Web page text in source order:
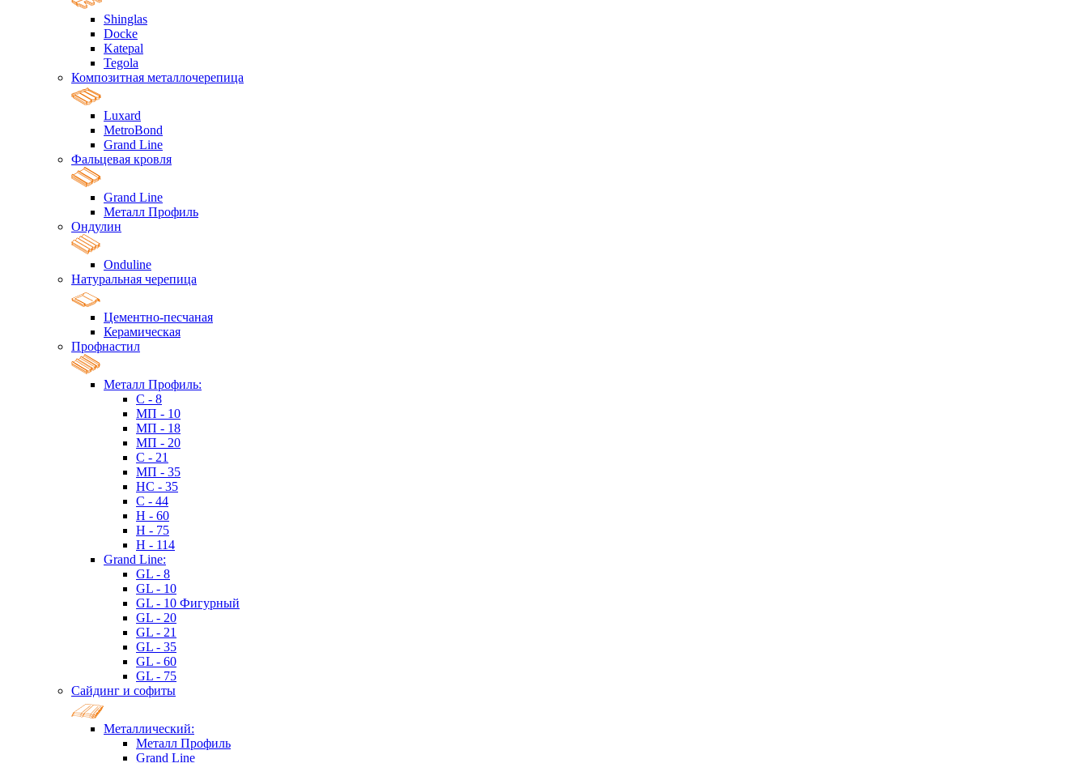
Shinglas
Docke
Katepal
Tegola
Композитная металлочерепица
Luxard
MetroBond
Grand Line
Фальцевая кровля
Grand Line
Металл Профиль
Ондулин
Onduline
Натуральная черепица
Цементно-песчаная
Керамическая
Профнастил
Металл Профиль:
C - 8
МП - 10
МП - 18
МП - 20
C - 21
МП - 35
HC - 35
C - 44
H - 60
H - 75
H - 114
Grand Line:
GL - 8
GL - 10
GL - 10 Фигурный
GL - 20
GL - 21
GL - 35
GL - 60
GL - 75
Сайдинг и софиты
Металлический:
Металл Профиль
Grand Line